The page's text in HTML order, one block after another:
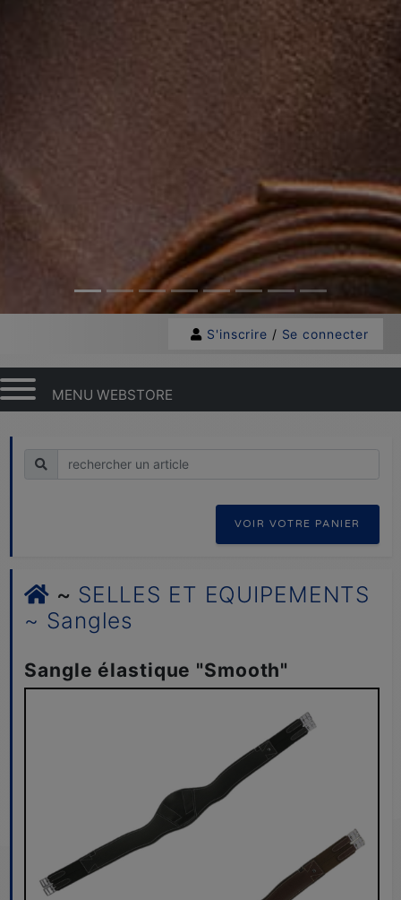
S'inscrire / Se connecter
MENU WEBSTORE
Recherche
VOIR VOTRE PANIER
~ SELLES ET EQUIPEMENTS
~ Sangles
Sangle élastique "Smooth"